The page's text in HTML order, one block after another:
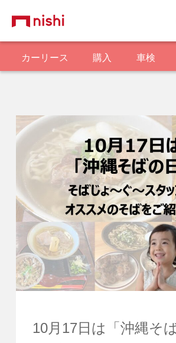
カーリース 購入 車検
10月17日は「沖縄そ